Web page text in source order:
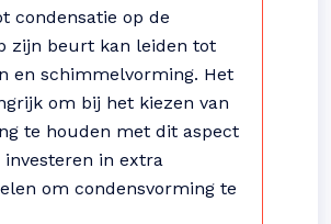
condensatie op de
zijn beurt kan leiden tot
en schimmelvorming. Het
om bij het kiezen van
te houden met dit aspect
in extra
om condensvorming te